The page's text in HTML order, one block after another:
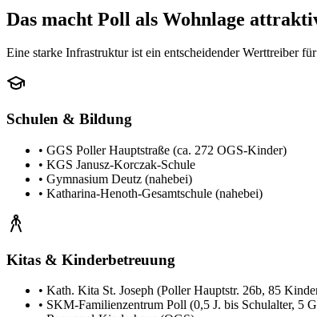
Das macht Poll als Wohnlage
Eine starke Infrastruktur ist ein entscheidender Werttreiber
Schulen & Bildung
• GGS Poller Hauptstraße (ca. 272 OGS-Kinder)
• KGS Janusz-Korczak-Schule
• Gymnasium Deutz (nahebei)
• Katharina-Henoth-Gesamtschule (nahebei)
Kitas & Kinderbetreuung
• Kath. Kita St. Joseph (Poller Hauptstr. 26b, 85
• SKM-Familienzentrum Poll (0,5 J. bis Schulalter, 5